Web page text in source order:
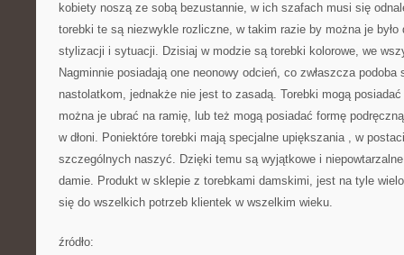
kobiety noszą ze sobą bezustannie, w ich szafach musi się
torebki te są niezwykle rozliczne, w takim razie by można je
stylizacji i sytuacji. Dzisiaj w modzie są torebki kolorowe, we
Nagminnie posiadają one neonowy odcień, co zwłaszcza podoba
nastolatkom, jednakże nie jest to zasadą. Torebki mogą
można je ubrać na ramię, lub też mogą posiadać formę
w dłoni. Poniektóre torebki mają specjalne upiększania , w
szczególnych naszyć. Dzięki temu są wyjątkowe i
damie. Produkt w sklepie z torebkami damskimi, jest na tyle
się do wszelkich potrzeb klientek w wszelkim wieku.
źródło: